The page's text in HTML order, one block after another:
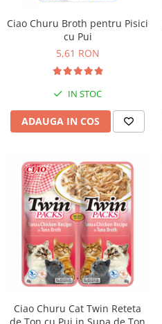
Ciao Churu Broth pentru Pisici
cu Pui
5,61 RON
IN STOC
ADAUGA IN COS
Ciao Churu Cat Twin Reteta